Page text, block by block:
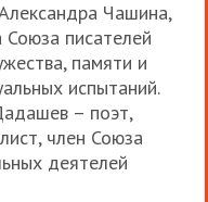
Чашина,
Союза писателей
памяти и
испытаний.
– поэт,
член Союза
деятелей